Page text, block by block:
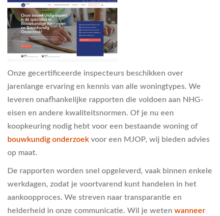
Onze gecertificeerde inspecteurs beschikken over
jarenlange ervaring en kennis van alle woningtypes. We
leveren onafhankelijke rapporten die voldoen aan NHG-
eisen en andere kwaliteitsnormen. Of je nu een
koopkeuring nodig hebt voor een bestaande woning of
bouwkundig onderzoek voor een MJOP, wij bieden advies
op maat.
De rapporten worden snel opgeleverd, vaak binnen enkele
werkdagen, zodat je voortvarend kunt handelen in het
aankoopproces. We streven naar transparantie en
helderheid in onze communicatie. Wil je weten wanneer